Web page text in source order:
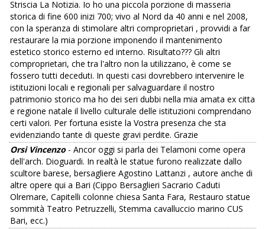
Striscia La Notizia. Io ho una piccola porzione di masseria
storica di fine 600 inizi 700; vivo al Nord da 40 anni e nel 2008,
con la speranza di stimolare altri comproprietari , provvidi a far
restaurare la mia porzione imponendo il mantenimento
estetico storico esterno ed interno. Risultato??? Gli altri
comproprietari, che tra l'altro non la utilizzano, è come se
fossero tutti deceduti. In questi casi dovrebbero intervenire le
istituzioni locali e regionali per salvaguardare il nostro
patrimonio storico ma ho dei seri dubbi nella mia amata ex citta
e regione natale il livello culturale delle istituzioni comprendano
certi valori. Per fortuna esiste la Vostra presenza che sta
evidenziando tante di queste gravi perdite. Grazie
Orsi Vincenzo- Ancor oggi si parla dei Telamoni come opera
dell'arch. Dioguardi. In realtà le statue furono realizzate dallo
scultore barese, bersagliere Agostino Lattanzi , autore anche di
altre opere qui a Bari (Cippo Bersaglieri Sacrario Caduti
Olremare, Capitelli colonne chiesa Santa Fara, Restauro statue
sommità Teatro Petruzzelli, Stemma cavalluccio marino CUS
Bari, ecc.)